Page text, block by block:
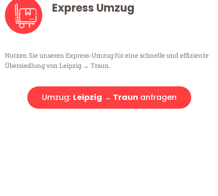
Express Umzug
Nutzen Sie unseren Express-Umzug für eine schnelle und effiziente
Übersiedlung von Leipzig → Traun.
Umzug: Leipzig → Traun anfragen